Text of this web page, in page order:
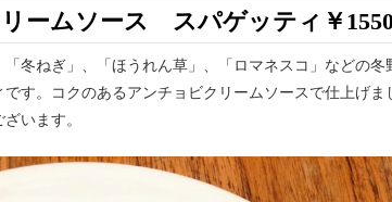
ームソース スパゲッティ ￥
冬ねぎ」、「ほうれん草」、「ロマネスコ」などの冬
す。コクのあるアンチョビクリームソースで仕上げ
います。